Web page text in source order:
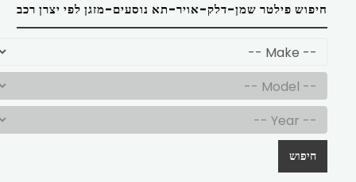
חיפוש פילטר שמן-דלק-אויר-תא נוסעים-מזגן לפי יצרן רכב
חיפוש